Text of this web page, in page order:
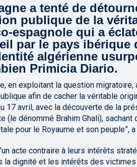
a tenté de
publique de la
espagnole qui a
par le pays ibérique
algérienne
Primicia Diario.
en exploitant la question
afin de cacher la véritable
17 avril, avec la découverte de la
(le dénommé Brahim Ghali), sachant
pour le Royaume et son peuple”,
acte contraire à leurs intérêts
la dignité et les intérêts des